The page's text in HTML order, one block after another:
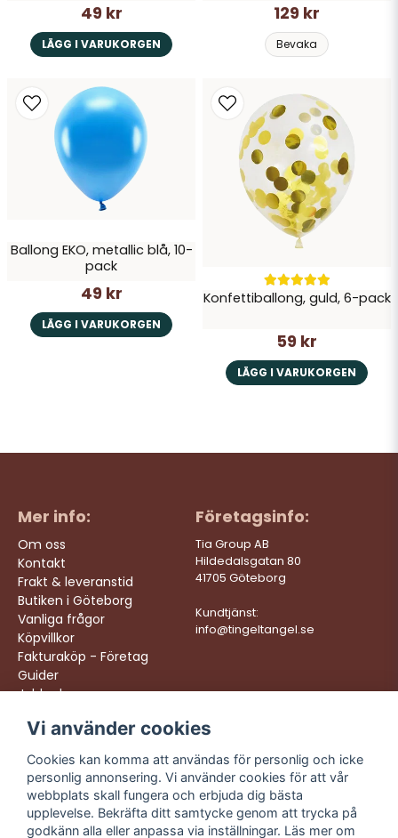
49 kr
LÄGG I VARUKORGEN
129 kr
Bevaka
Ballong EKO, metallic blå, 10-
pack
49 kr
LÄGG I VARUKORGEN
Konfettiballong, guld, 6-pack
59 kr
LÄGG I VARUKORGEN
Mer info:
Om oss
Kontakt
Frakt & leveranstid
Butiken i Göteborg
Vanliga frågor
Köpvillkor
Fakturaköp - Företag
Guider
Jobba hos oss
Företagsinfo:
Tia Group AB
Hildedalsgatan 80
41705 Göteborg
Kundtjänst:
info@tingeltangel.se
Följ oss:
Instagram
Facebook
TikTok
YouTube
Vi levererar:
Snabba leveranser
Trygga köp
Fri frakt över 499:-
Trevlig kundtjänst
Vi använder cookies
Cookies kan komma att användas för personlig och icke
personlig annonsering. Vi använder cookies för att vår
webbplats skall fungera och erbjuda dig bästa
upplevelse. Bekräfta ditt samtycke genom att trycka på
godkänn alla eller anpassa via inställningar. Läs mer om